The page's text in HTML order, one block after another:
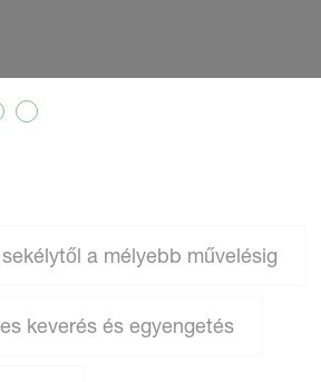
a mélyebb művelésig
keverés és egyengetés